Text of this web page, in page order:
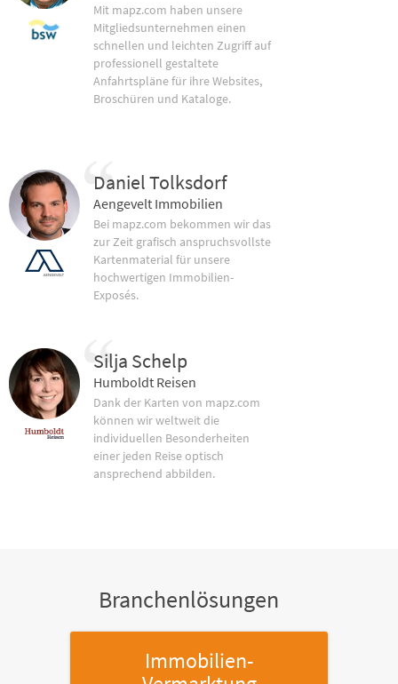
Mit mapz.com haben unsere
Mitgliedsunternehmen einen
schnellen und leichten Zugriff auf
professionell gestaltete
Anfahrtspläne für ihre Websites,
Broschüren und Kataloge.
Daniel Tolksdorf
Aengevelt Immobilien
Bei mapz.com bekommen wir das
zur Zeit grafisch anspruchsvollste
Kartenmaterial für unsere
hochwertigen Immobilien-
Exposés.
Silja Schelp
Humboldt Reisen
Dank der Karten von mapz.com
können wir weltweit die
individuellen Besonderheiten
einer jeden Reise optisch
ansprechend abbilden.
Branchenlösungen
Immobilien-